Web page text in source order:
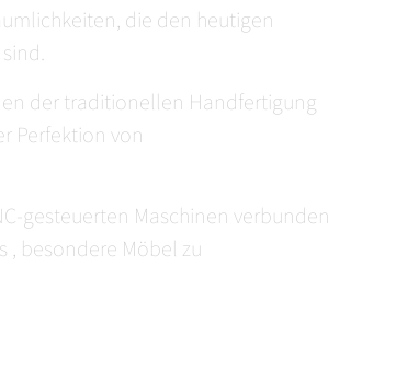
die den heutigen
der traditionellen Handfertigung
Perfektion von
gesteuerten Maschinen verbunden
, besondere Möbel zu